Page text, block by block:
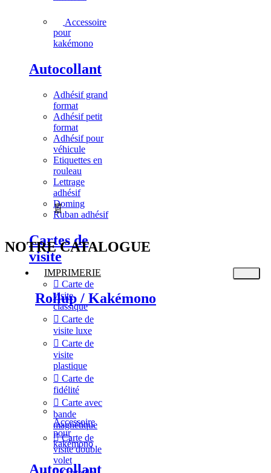
Accessoire
pour
kakémono
Autocollant
Adhésif grand
format
Adhésif petit
format
Adhésif pour
véhicule
Etiquettes en
rouleau
Lettrage
adhésif
Doming
Ruban adhésif
Cartes de
visite
Carte de
visite
classique
Carte de
visite luxe
Carte de
visite
plastique
Carte de
fidélité
Carte avec
bande
magnétique
Carte de
visite double
volet
Accessoire
pour
kakémono
Autocollant
NOTRE CATALOGUE
IMPRIMERIE
Rollup / Kakémono